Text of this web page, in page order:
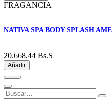
FRAGANCIA
NATIVA SPA BODY SPLASH
20.668,44 Bs.S
Añadir